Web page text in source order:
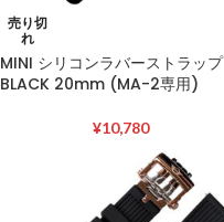
売り切
れ
MINI シリコンラバーストラップ
BLACK 20mm (MA-2専用)
¥10,780